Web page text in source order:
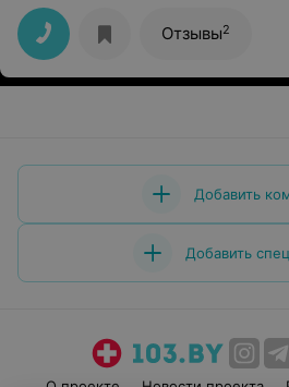
Огромная благодарность бригаде
не знаем), которая приехала в
Спасибо им большое . Спасли мужу
Прошу премировать максимально
приятные. Отзывчивые.
Отзывы2
Добавить
Добавить